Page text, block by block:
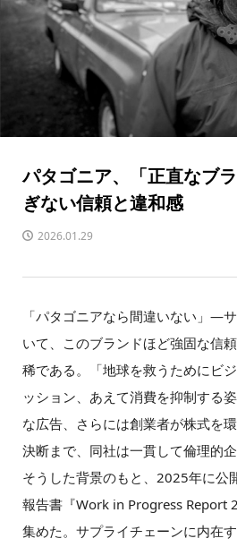
パタゴニア、「正直なブ
ぎない信頼と違和感
2026.01.29
「パタゴニアなら間違いない」—
いて、このブランドほど強固な信
稀である。「地球を救うためにビ
ッション、あえて消費を抑制する
な広告、さらには創業者が株式を
決断まで、同社は一貫して倫理的
そうした背景のもと、2025年に公
報告書『Work in Progress Report
集めた。サプライチェーンに内在